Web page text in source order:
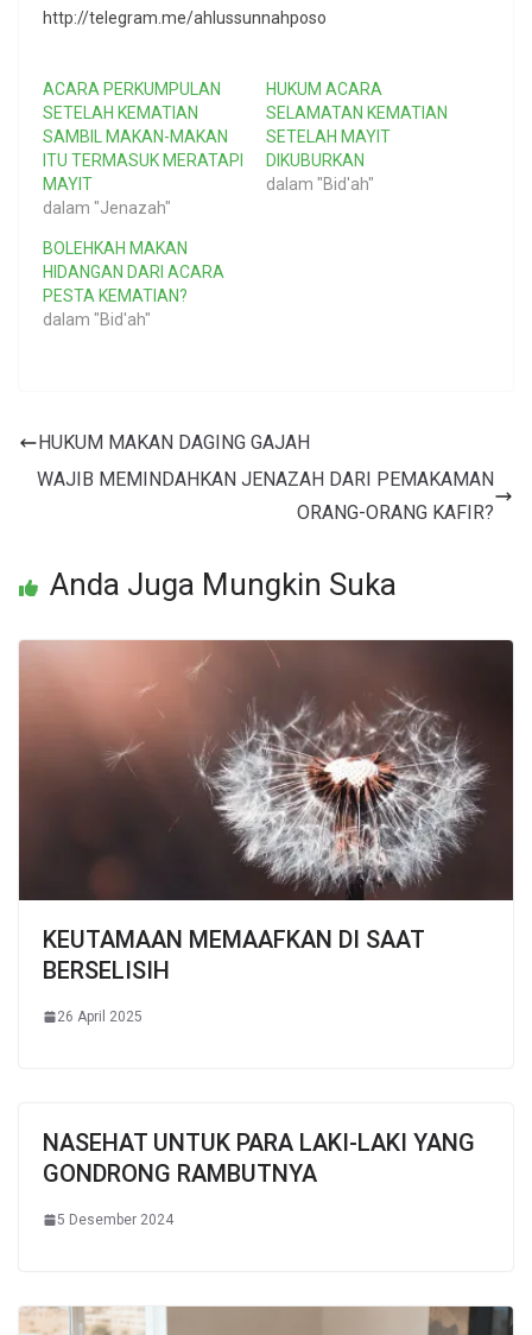
http://telegram.me/ahlussunnahposo
ACARA PERKUMPULAN
SETELAH KEMATIAN
SAMBIL MAKAN-MAKAN
ITU TERMASUK MERATAPI
MAYIT
dalam "Jenazah"
HUKUM ACARA
SELAMATAN KEMATIAN
SETELAH MAYIT
DIKUBURKAN
dalam "Bid'ah"
BOLEHKAH MAKAN
HIDANGAN DARI ACARA
PESTA KEMATIAN?
dalam "Bid'ah"
HUKUM MAKAN DAGING GAJAH
WAJIB MEMINDAHKAN JENAZAH DARI PEMAKAMAN
ORANG-ORANG KAFIR?
Anda Juga Mungkin Suka
KEUTAMAAN MEMAAFKAN DI SAAT
BERSELISIH
26 April 2025
NASEHAT UNTUK PARA LAKI-LAKI YANG
GONDRONG RAMBUTNYA
5 Desember 2024